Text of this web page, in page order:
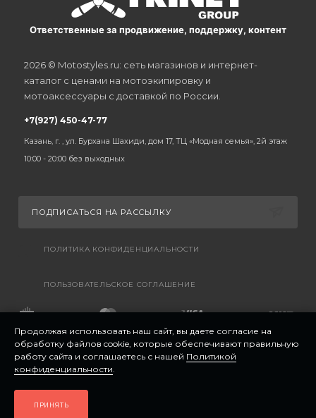
Ответственные за продвижение, поддержку, контент
2026 © Motostyles.ru: сеть магазинов и интернет-
каталог с ценами на мотоэкипировку и
мотоаксессуары с доставкой по России.
+7(927) 450-47-77
Казань, г. , ул. Бурхана Шахиди, дом 17, ТЦ «Модная семья», 2й этаж
10:00 - 20:00 без выходных
ПОДПИСАТЬСЯ НА РАССЫЛКУ
ПОЛИТИКА КОНФИДЕНЦИАЛЬНОСТИ
ПОЛЬЗОВАТЕЛЬСКОЕ СОГЛАШЕНИЕ
Продолжая использовать наш сайт, вы даете согласие на
обработку файлов cookie, которые обеспечивают правильную
работу сайта и соглашаетесь с нашей Политикой
конфиденциальности.
ПРИНЯТЬ